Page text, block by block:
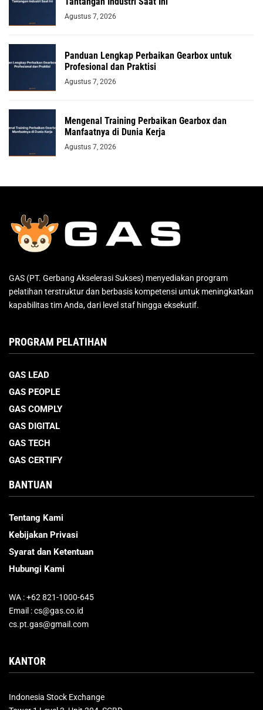
Agustus 7, 2026
Panduan Lengkap Perbaikan Gearbox untuk
Profesional dan Praktisi
Agustus 7, 2026
Mengenal Training Perbaikan Gearbox dan
Manfaatnya di Dunia Kerja
Agustus 7, 2026
GAS (PT. Gerbang Akselerasi Sukses) menyediakan program
pelatihan terstruktur dan berbasis kompetensi untuk meningkatkan
kapabilitas tim Anda, dari level staf hingga eksekutif.
PROGRAM PELATIHAN
GAS LEAD
GAS PEOPLE
GAS COMPLY
GAS DIGITAL
GAS TECH
GAS CERTIFY
BANTUAN
Tentang Kami
Kebijakan Privasi
Syarat dan Ketentuan
Hubungi Kami
WA : +62 821-1000-645
Email : cs@gas.co.id
cs.pt.gas@gmail.com
KANTOR
Indonesia Stock Exchange